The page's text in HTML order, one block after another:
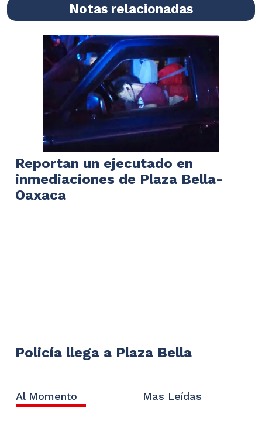
Notas relacionadas
Reportan un ejecutado en
inmediaciones de Plaza Bella-
Oaxaca
Policía llega a Plaza Bella
Al Momento Mas Leídas